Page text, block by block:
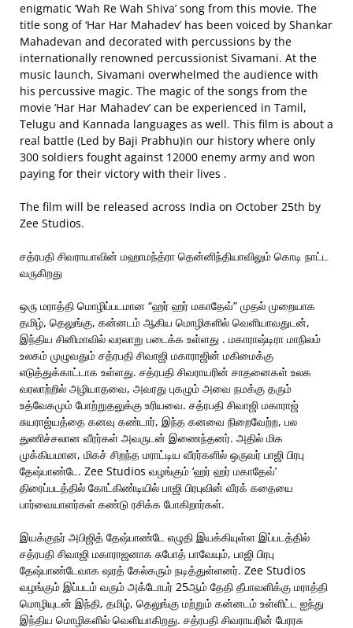
enigmatic ‘Wah Re Wah Shiva’ song from this movie. The
title song of ‘Har Har Mahadev’ has been voiced by Shankar
Mahadevan and decorated with percussions by the
internationally renowned percussionist Sivamani. At the
music launch, Sivamani overwhelmed the audience with
his percussive magic. The magic of the songs from the
movie ‘Har Har Mahadev’ can be experienced in Tamil,
Telugu and Kannada languages as well. This film is about a
real battle (Led by Baji Prabhu)in our history where only
300 soldiers fought against 12000 enemy army and won
paying for their victory with their lives .
The film will be released across India on October 25th by
Zee Studios.
சத்ரபதி சிவராயாவின் மஹாமந்த்ரா தென்னிந்தியாவிலும் கொடி நாட்ட
வருகிறது
ஒரு மராத்தி மொழிப்படமான “ஹர் ஹர் மகாதேவ்” முதல் முறையாக
தமிழ், தெலுங்கு, கன்னடம் ஆகிய மொழிகளில் வெளியாவதுடன்,
இந்திய சினிமாவில் வரலாறு படைக்க உள்ளது . மகாராஷ்டிரா மாநிலம்
உலகம் முழுவதும் சத்ரபதி சிவாஜி மகாராஜின் மகிமைக்கு
எடுத்துக்காட்டாக உள்ளது. சத்ரபதி சிவராயரின் சாதனைகள் உலக
வரலாற்றில் அழியாதவை, அவரது புகழும் அவை நமக்கு தரும்
உத்வேகமும் போற்றுதலுக்கு உரியவை. சத்ரபதி சிவாஜி மகாராஜ்
சுயராஜ்யத்தை கனவு கண்டார், இந்த கனவை நிறைவேற்ற, பல
துணிச்சலான வீரர்கள் அவருடன் இணைந்தனர். அதில் மிக
முக்கியமான, மிகச் சிறந்த மராட்டிய வீரர்களில் ஒருவர் பாஜி பிரபு
தேஷ்பாண்டே. Zee Studios வழங்கும் ‘ஹர் ஹர் மகாதேவ்’
திரைப்படத்தில் கோட்கிண்டியில் பாஜி பிரபுவின் வீரக் கதையை
பார்வையாளர்கள் கண்டு ரசிக்க போகிறார்கள்.
இயக்குநர் அபிஜித் தேஷ்பாண்டே எழுதி இயக்கியுள்ள இப்படத்தில்
சத்ரபதி சிவாஜி மகாராஜனாக சுபோத் பாவேயும், பாஜி பிரபு
தேஷ்பாண்டேவாக ஷரத் கேல்கரும் நடித்துள்ளனர். Zee Studios
வழங்கும் இப்படம் வரும் அக்டோபர் 25ஆம் தேதி தீபாவளிக்கு மராத்தி
மொழியுடன் இந்தி, தமிழ், தெலுங்கு மற்றும் கன்னடம் உள்ளிட்ட ஐந்து
இந்திய மொழிகளில் வெளியாகிறது. சத்ரபதி சிவராயரின் பேரரசு